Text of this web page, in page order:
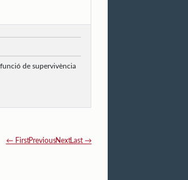
de supervivència
← FirstPreviousNextLast →